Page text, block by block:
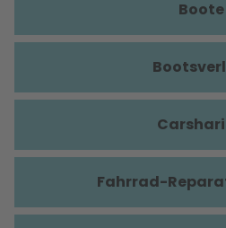
Boote
Fahrrad-